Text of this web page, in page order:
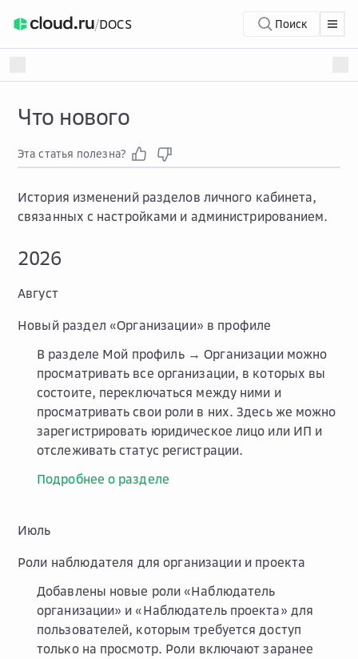
/DOCS Поиск
Что нового
Эта статья полезна?
История изменений разделов личного кабинета,
связанных с настройками и администрированием.
2026
Август
Новый раздел «Организации» в профиле
В разделе Мой профиль → Организацииможно
просматривать все организации, в которых вы
состоите, переключаться между ними и
просматривать свои роли в них. Здесь же можно
зарегистрировать юридическое лицо или ИП и
отслеживать статус регистрации.
Подробнее о разделе
Июль
Роли наблюдателя для организации и проекта
Добавлены новые роли «Наблюдатель
организации» и «Наблюдатель проекта» для
пользователей, которым требуется доступ
только на просмотр. Роли включают заранее